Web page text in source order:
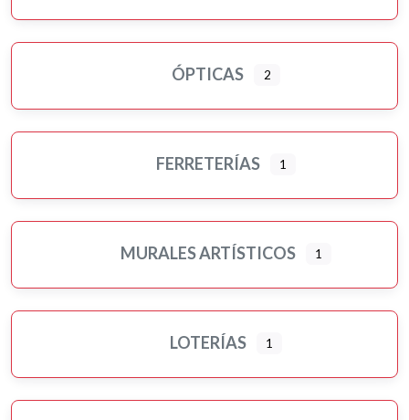
ÓPTICAS 2
FERRETERÍAS 1
MURALES ARTÍSTICOS 1
LOTERÍAS 1